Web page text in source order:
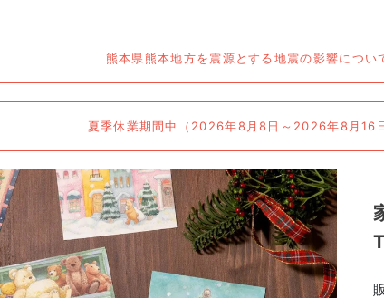
熊本県熊本地方を震源とする地震の影響につい
夏季休業期間中（2026年8月8日～2026年8月16